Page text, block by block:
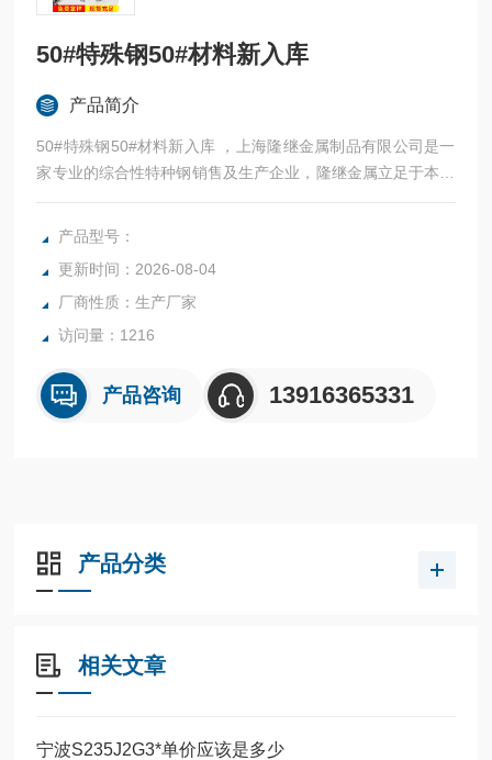
50#特殊钢50#材料新入库
产品简介
50#特殊钢50#材料新入库 ，上海隆继金属制品有限公司是一
家专业的综合性特种钢销售及生产企业，隆继金属立足于本土
品牌，常年与宝钢、太钢等合作，法国奥博杜瓦、美国熔炉斯
伯、美国斯穆集团等世界为国内各大加工制造企业提供高性能
产品型号：
更新时间：2026-08-04
厂商性质：生产厂家
访问量：1216
产品咨询 13916365331
产品分类
相关文章
宁波S235J2G3*单价应该是多少